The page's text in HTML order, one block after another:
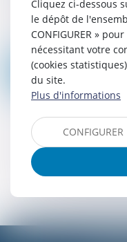
Réinitialiser
Cliquez ci-dessous
le dépôt de
CONFIGURER »
nécessitant votre
(cookies
du site.
Plus d'informations
CONFIGURER